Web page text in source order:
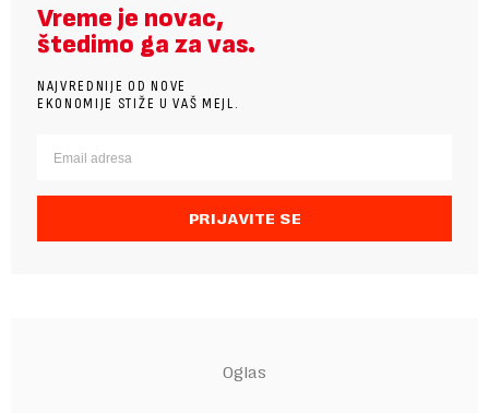
Vreme je novac,
štedimo ga za vas.
NAJVREDNIJE OD NOVE
EKONOMIJE STIŽE U VAŠ MEJL.
PRIJAVITE SE